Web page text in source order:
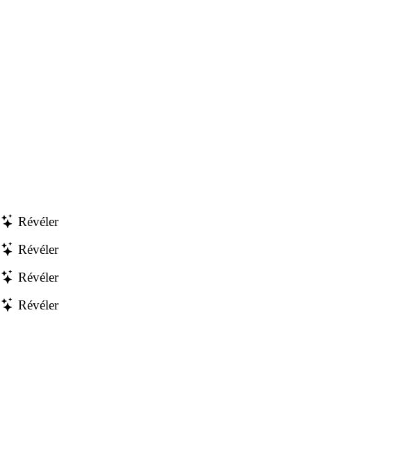
Révéler
Révéler
Révéler
Révéler